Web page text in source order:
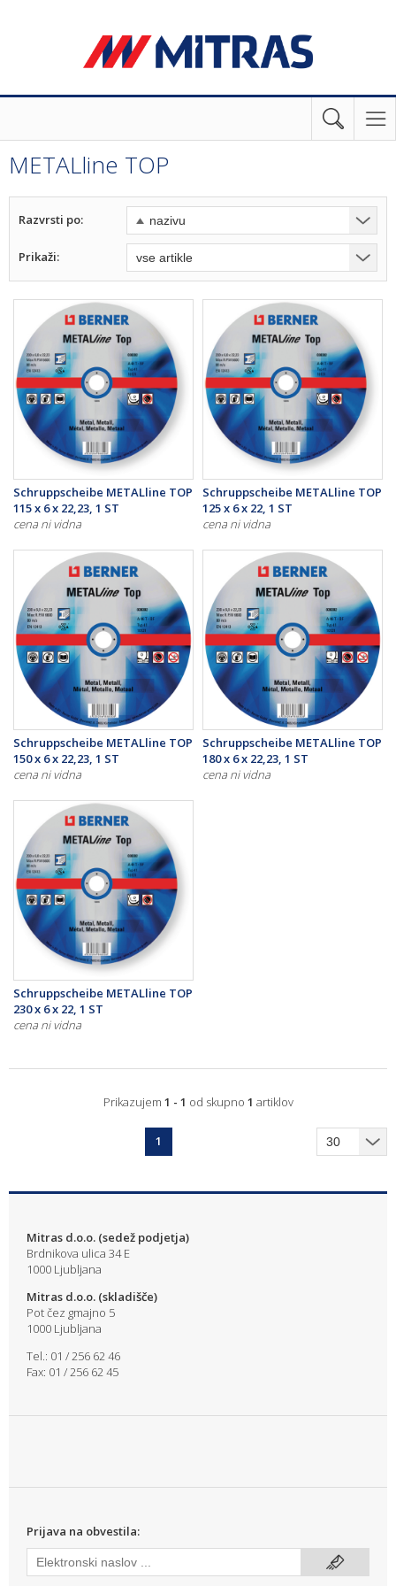
METALline TOP
Razvrsti po:
Prikaži:
Schruppscheibe METALline TOP
115 x 6 x 22,23, 1 ST
cena ni vidna
Schruppscheibe METALline TOP
125 x 6 x 22, 1 ST
cena ni vidna
Schruppscheibe METALline TOP
150 x 6 x 22,23, 1 ST
cena ni vidna
Schruppscheibe METALline TOP
180 x 6 x 22,23, 1 ST
cena ni vidna
Schruppscheibe METALline TOP
230 x 6 x 22, 1 ST
cena ni vidna
Prikazujem 1 - 1 od skupno 1 artiklov
1
Mitras d.o.o. (sedež podjetja)
Brdnikova ulica 34 E
1000 Ljubljana
Mitras d.o.o. (skladišče)
Pot čez gmajno 5
1000 Ljubljana
Tel.: 01 / 256 62 46
Fax: 01 / 256 62 45
Prijava na obvestila: